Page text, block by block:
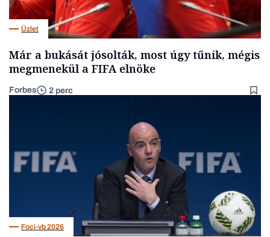
Üzlet
Már a bukását jósolták, most úgy tűnik, mégis
megmenekül a FIFA elnöke
Forbes 2 perc
Foci-vb 2026